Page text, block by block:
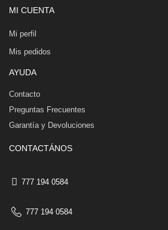
MI CUENTA
Mi perfil
Mis pedidos
AYUDA
Contacto
Preguntas Frecuentes
Garantía y Devoluciones
CONTACTÁNOS
777 194 0584
777 194 0584